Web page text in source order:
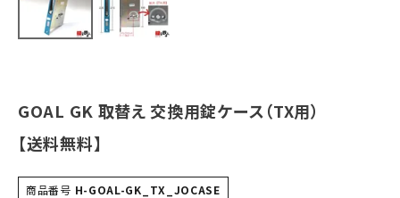
INFORMATION
person
GOAL GK 取替え 交換用錠ケース（TX用）
【送料無料】
商品番号 H-GOAL-GK_TX_JOCASE